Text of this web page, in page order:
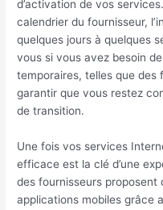
d’activation de vos
calendrier du fournisseur,
quelques jours à quelques
vous si vous avez besoin
temporaires, telles que
garantir que vous restez
de transition.
Une fois vos services
efficace est la clé d’une
des fournisseurs proposent
applications mobiles grâce